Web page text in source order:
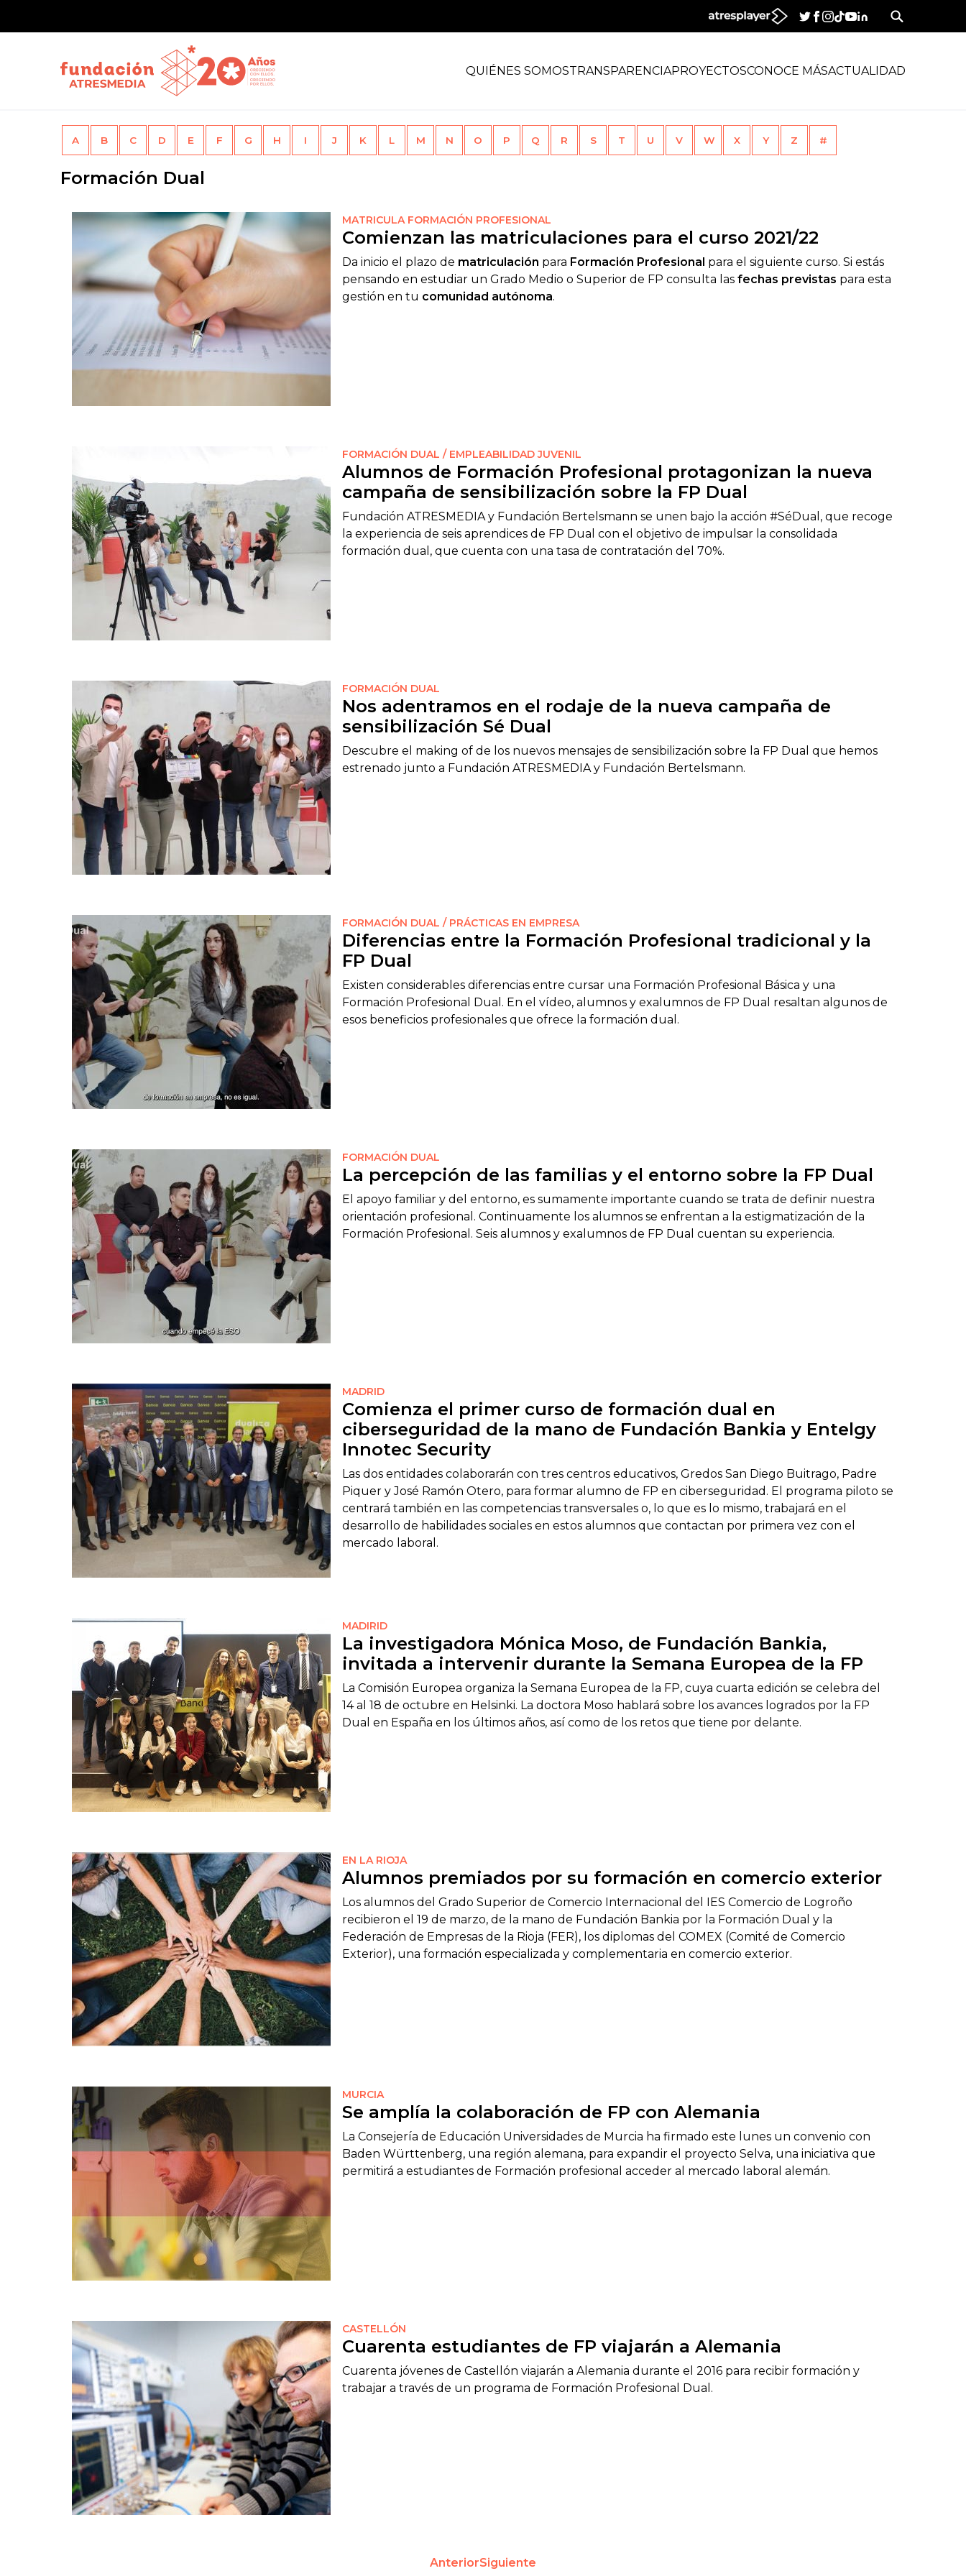
QUIÉNES SOMOSTRANSPARENCIAPROYECTOSCONOCE MÁSACTUALIDAD
A B C D E F G H I J K L M N O P Q R S T U V W X Y Z #
Formación Dual
MATRICULA FORMACIÓN PROFESIONAL
Comienzan las matriculaciones para el curso 2021/22
Da inicio el plazo de matriculación para Formación Profesional para el siguiente curso. Si estás
pensando en estudiar un Grado Medio o Superior de FP consulta las fechas previstas para esta
gestión en tu comunidad autónoma.
FORMACIÓN DUAL / EMPLEABILIDAD JUVENIL
Alumnos de Formación Profesional protagonizan la nueva
campaña de sensibilización sobre la FP Dual
Fundación ATRESMEDIA y Fundación Bertelsmann se unen bajo la acción #SéDual, que recoge
la experiencia de seis aprendices de FP Dual con el objetivo de impulsar la consolidada
formación dual, que cuenta con una tasa de contratación del 70%.
FORMACIÓN DUAL
Nos adentramos en el rodaje de la nueva campaña de
sensibilización Sé Dual
Descubre el making of de los nuevos mensajes de sensibilización sobre la FP Dual que hemos
estrenado junto a Fundación ATRESMEDIA y Fundación Bertelsmann.
FORMACIÓN DUAL / PRÁCTICAS EN EMPRESA
Diferencias entre la Formación Profesional tradicional y la
FP Dual
Existen considerables diferencias entre cursar una Formación Profesional Básica y una
Formación Profesional Dual. En el vídeo, alumnos y exalumnos de FP Dual resaltan algunos de
esos beneficios profesionales que ofrece la formación dual.
FORMACIÓN DUAL
La percepción de las familias y el entorno sobre la FP Dual
El apoyo familiar y del entorno, es sumamente importante cuando se trata de definir nuestra
orientación profesional. Continuamente los alumnos se enfrentan a la estigmatización de la
Formación Profesional. Seis alumnos y exalumnos de FP Dual cuentan su experiencia.
MADRID
Comienza el primer curso de formación dual en
ciberseguridad de la mano de Fundación Bankia y Entelgy
Innotec Security
Las dos entidades colaborarán con tres centros educativos, Gredos San Diego Buitrago, Padre
Piquer y José Ramón Otero, para formar alumno de FP en ciberseguridad. El programa piloto se
centrará también en las competencias transversales o, lo que es lo mismo, trabajará en el
desarrollo de habilidades sociales en estos alumnos que contactan por primera vez con el
mercado laboral.
MADIRID
La investigadora Mónica Moso, de Fundación Bankia,
invitada a intervenir durante la Semana Europea de la FP
La Comisión Europea organiza la Semana Europea de la FP, cuya cuarta edición se celebra del
14 al 18 de octubre en Helsinki. La doctora Moso hablará sobre los avances logrados por la FP
Dual en España en los últimos años, así como de los retos que tiene por delante.
EN LA RIOJA
Alumnos premiados por su formación en comercio exterior
Los alumnos del Grado Superior de Comercio Internacional del IES Comercio de Logroño
recibieron el 19 de marzo, de la mano de Fundación Bankia por la Formación Dual y la
Federación de Empresas de la Rioja (FER), los diplomas del COMEX (Comité de Comercio
Exterior), una formación especializada y complementaria en comercio exterior.
MURCIA
Se amplía la colaboración de FP con Alemania
La Consejería de Educación Universidades de Murcia ha firmado este lunes un convenio con
Baden Württenberg, una región alemana, para expandir el proyecto Selva, una iniciativa que
permitirá a estudiantes de Formación profesional acceder al mercado laboral alemán.
CASTELLÓN
Cuarenta estudiantes de FP viajarán a Alemania
Cuarenta jóvenes de Castellón viajarán a Alemania durante el 2016 para recibir formación y
trabajar a través de un programa de Formación Profesional Dual.
AnteriorSiguiente